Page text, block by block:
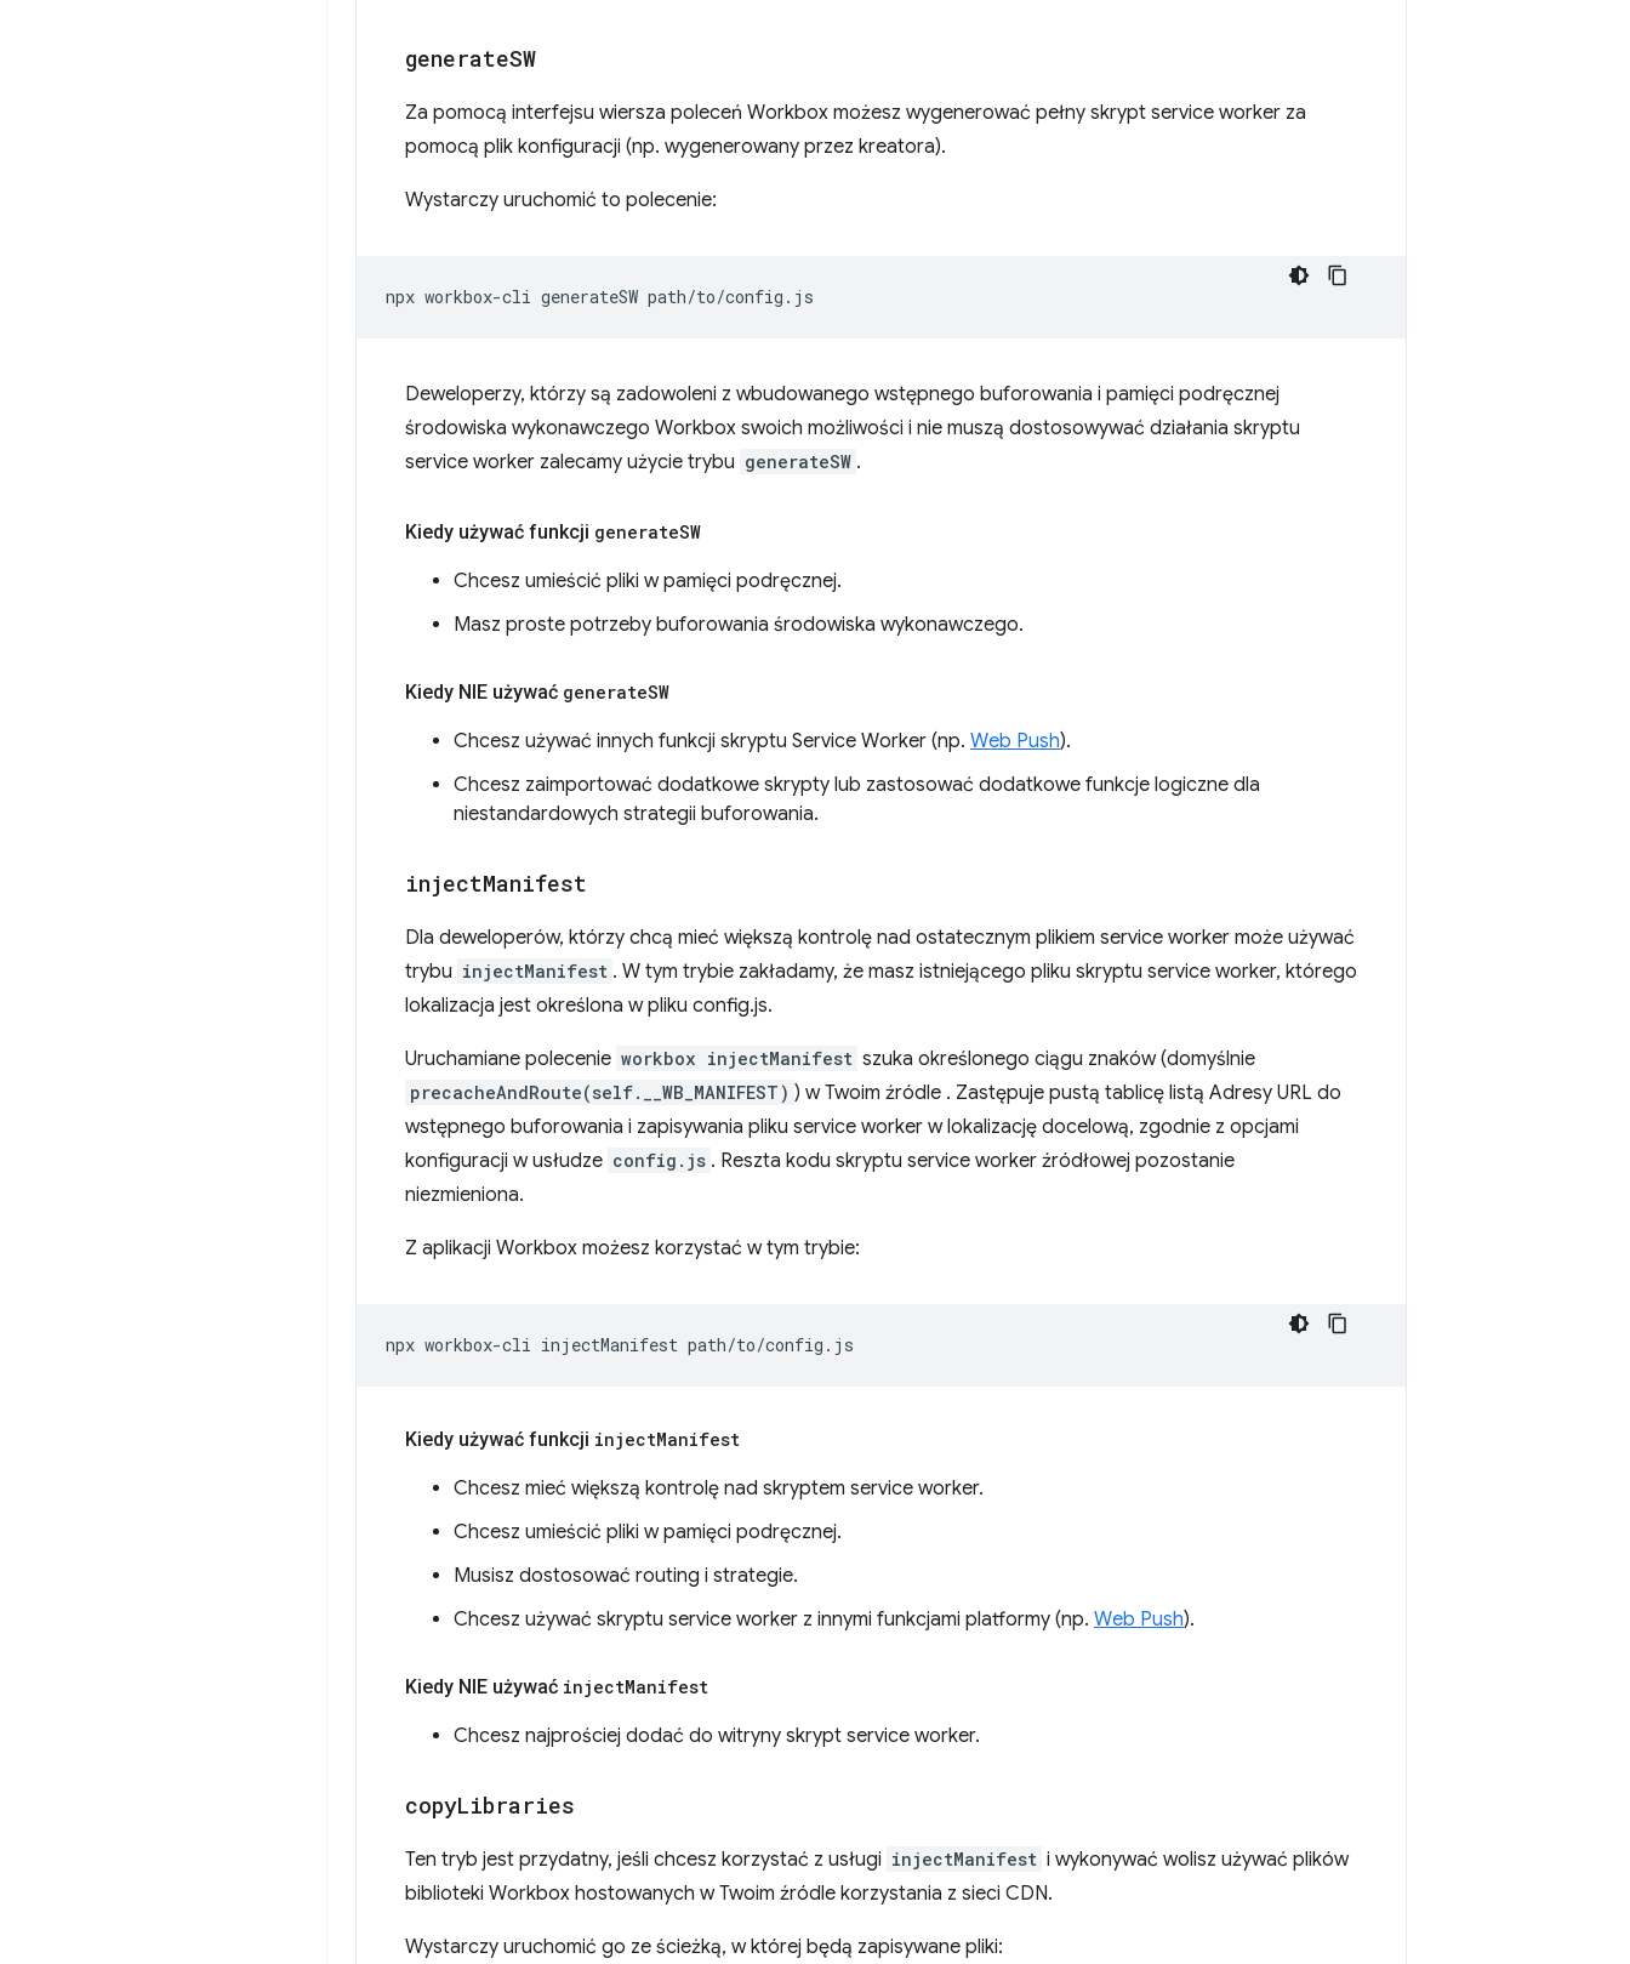
generateSW
Za pomocą interfejsu wiersza poleceń Workbox możesz wygenerować pełny skrypt service worker za
pomocą plik konfiguracji (np. wygenerowany przez kreatora).
Wystarczy uruchomić to polecenie:
npx workbox-cli generateSW
Deweloperzy, którzy są zadowoleni z wbudowanego wstępnego buforowania i pamięci podręcznej
środowiska wykonawczego Workbox swoich możliwości i nie muszą dostosowywać działania skryptu
service worker zalecamy użycie trybu generateSW .
Kiedy używać funkcji generateSW
Chcesz umieścić pliki w pamięci podręcznej.
Masz proste potrzeby buforowania środowiska wykonawczego.
Kiedy NIE używać generateSW
Chcesz używać innych funkcji skryptu Service Worker (np. Web Push).
Chcesz zaimportować dodatkowe skrypty lub zastosować dodatkowe funkcje logiczne dla
niestandardowych strategii buforowania.
injectManifest
Dla deweloperów, którzy chcą mieć większą kontrolę nad ostatecznym plikiem service worker może używać
trybu injectManifest . W tym trybie zakładamy, że masz istniejącego pliku skryptu service worker, którego
lokalizacja jest określona w pliku config.js.
Uruchamiane polecenie workbox injectManifest szuka określonego ciągu znaków (domyślnie
precacheAndRoute(self.__WB_MANIFEST) ) w Twoim źródle . Zastępuje pustą tablicę listą Adresy URL do
wstępnego buforowania i zapisywania pliku service worker w lokalizację docelową, zgodnie z opcjami
konfiguracji w usłudze config.js . Reszta kodu skryptu service worker źródłowej pozostanie
niezmieniona.
Z aplikacji Workbox możesz korzystać w tym trybie:
npx workbox-cli injectManifest
Kiedy używać funkcji injectManifest
Chcesz mieć większą kontrolę nad skryptem service worker.
Chcesz umieścić pliki w pamięci podręcznej.
Musisz dostosować routing i strategie.
Chcesz używać skryptu service worker z innymi funkcjami platformy (np. Web Push).
Kiedy NIE używać injectManifest
Chcesz najprościej dodać do witryny skrypt service worker.
copyLibraries
Ten tryb jest przydatny, jeśli chcesz korzystać z usługi injectManifest i wykonywać wolisz używać plików
biblioteki Workbox hostowanych w Twoim źródle korzystania z sieci CDN.
Wystarczy uruchomić go ze ścieżką, w której będą zapisywane pliki: